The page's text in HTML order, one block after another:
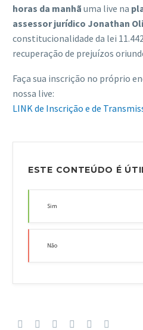
horas da manhã uma live na
assessor jurídico Jonathan
constitucionalidade da lei
recuperação de prejuízos
Faça sua inscrição no próprio
nossa live:
LINK de Inscrição e de
ESTE CONTEÚDO É
Sim
Não